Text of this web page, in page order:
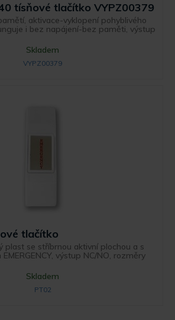
tísňové tlačítko VYPZ00379
aktivace-vyklopení pohyblivého
i bez napájení-bez paměti, výstup
Skladem
VYPZ00379
tlačítko
plast se stříbrnou aktivní plochou a s
výstup NC/NO, rozměry
Skladem
PT02